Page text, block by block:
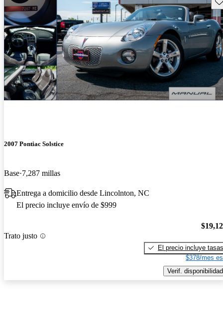
2007 Pontiac Solstice
Base 7,287 millas
Entrega a domicilio desde Lincolnton, NC
El precio incluye envío de $999
Trato justo
El precio incluye tasas
$378/mes
Verif. disponibilidad